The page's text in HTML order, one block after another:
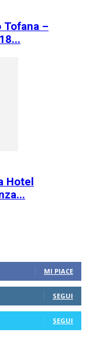
Tofana –
Hotel
MI PIACE
SEGUI
SEGUI